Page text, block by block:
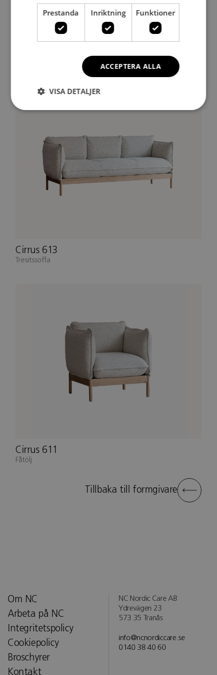
Cirrus 613
Tresitssoffa
Cirrus 611
Fåtölj
Tillbaka till formgivare
Om NC
Arbeta på NC
Integritetspolicy
Cookiepolicy
Broschyrer
Kontakt
NC Nordic Care AB
Ydrevägen 23
573 35 Tranås
info@ncnordiccare.se
0140 38 40 60
Prestanda Inriktning Funktioner
ACCEPTERA ALLA
VISA DETALJER